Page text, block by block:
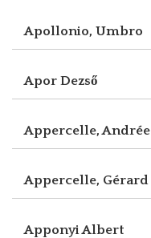
Apollonio, Umbro
Apor Dezső
Appercelle, Andrée
Appercelle, Gérard
Apponyi Albert